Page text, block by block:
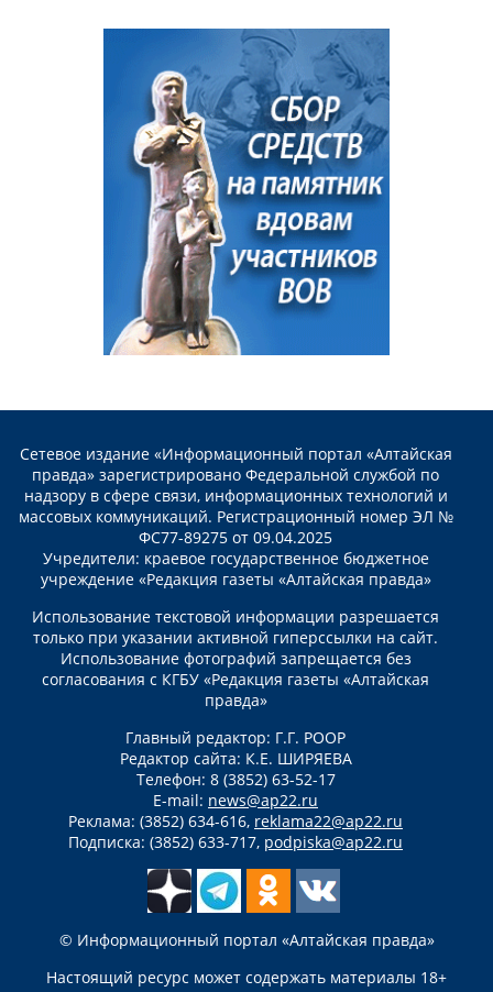
Сетевое издание «Информационный портал «Алтайская
правда» зарегистрировано Федеральной службой по
надзору в сфере связи, информационных технологий и
массовых коммуникаций. Регистрационный номер ЭЛ №
ФС77-89275 от 09.04.2025
Учредители: краевое государственное бюджетное
учреждение «Редакция газеты «Алтайская правда»
Использование текстовой информации разрешается
только при указании активной гиперссылки на сайт.
Использование фотографий запрещается без
согласования с КГБУ «Редакция газеты «Алтайская
правда»
Главный редактор: Г.Г. РООР
Редактор сайта: К.Е. ШИРЯЕВА
Телефон: 8 (3852) 63-52-17
E-mail: news@ap22.ru
Реклама: (3852) 634-616, reklama22@ap22.ru
Подписка: (3852) 633-717, podpiska@ap22.ru
© Информационный портал «Алтайская правда»
Настоящий ресурс может содержать материалы 18+